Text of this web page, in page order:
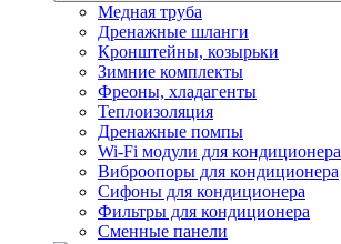
Медная труба
Дренажные шланги
Кронштейны, козырьки
Зимние комплекты
Фреоны, хладагенты
Теплоизоляция
Дренажные помпы
Wi-Fi модули для кондиционера
Виброопоры для кондиционера
Сифоны для кондиционера
Фильтры для кондиционера
Сменные панели